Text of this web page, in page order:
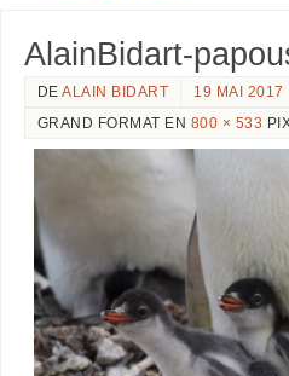
AlainBidart-
DEALAIN BIDART
19 MAI 2017
GRAND FORMAT EN 800 × 533